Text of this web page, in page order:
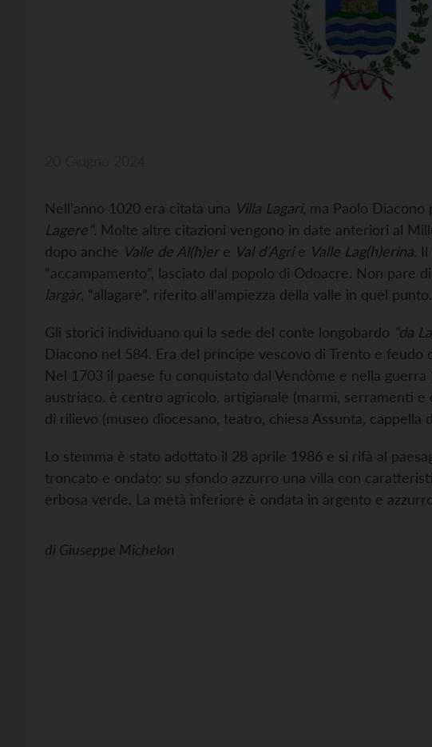
Nell’anno 1020 era citata una Villa Lagari, ma Paolo Diacono
Lagere”. Molte altre citazioni vengono in date anteriori al
dopo anche Valle de Al(h)ere Val d’Agrie Valle Lag(h)erina.
“accampamento”, lasciato dal popolo di Odoacre. Non pare
largàr, “allagare”, riferito all’ampiezza della valle in quel punto.
Gli storici individuano qui la sede del conte longobardo “da
Diacono nel 584. Era del principe vescovo di Trento e feudo
Nel 1703 il paese fu conquistato dal Vendòme e nella
austriaco. è centro agricolo, artigianale (marmi, serramenti
di rilievo (museo diocesano, teatro, chiesa Assunta, cappella
Lo stemma è stato adottato il 28 aprile 1986 e si rifà al
troncato e ondato: su sfondo azzurro una villa con
erbosa verde. La metà inferiore è ondata in argento e
di Giuseppe Michelon